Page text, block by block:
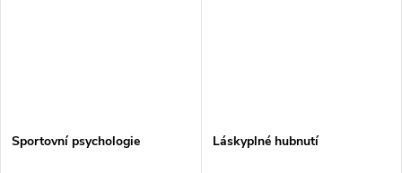
Sportovní psychologie Láskyplné hubnutí